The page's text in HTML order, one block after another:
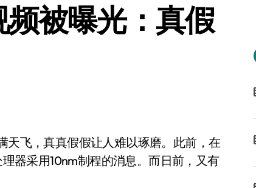
知！
被曝光：真假
器采用10nm制程的消息。而日前，又有